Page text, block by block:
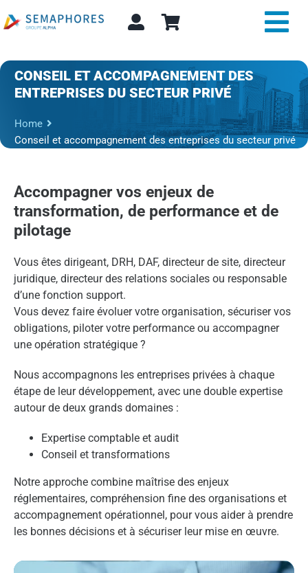
au
Expertise et conseil
A propos
Actualité
Alpha Store
Rechercher:
CONSEIL ET ACCOMPAGNEMENT DES
ENTREPRISES DU SECTEUR PRIVÉ
Home
Conseil et accompagnement des entreprises du secteur privé
Accompagner vos enjeux de
transformation, de performance et de
pilotage
Vous êtes dirigeant, DRH, DAF, directeur de site, directeur
juridique, directeur des relations sociales ou responsable
d’une fonction support.
Vous devez faire évoluer votre organisation, sécuriser vos
obligations, piloter votre performance ou accompagner
une opération stratégique ?
Nous accompagnons les entreprises privées à chaque
étape de leur développement, avec une double expertise
autour de deux grands domaines :
Expertise comptable et audit
Conseil et transformations
Notre approche combine maîtrise des enjeux
réglementaires, compréhension fine des organisations et
accompagnement opérationnel, pour vous aider à prendre
les bonnes décisions et à sécuriser leur mise en œuvre.